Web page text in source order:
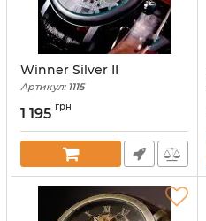
Winner Silver II
Артикул:1115
1 195 грн